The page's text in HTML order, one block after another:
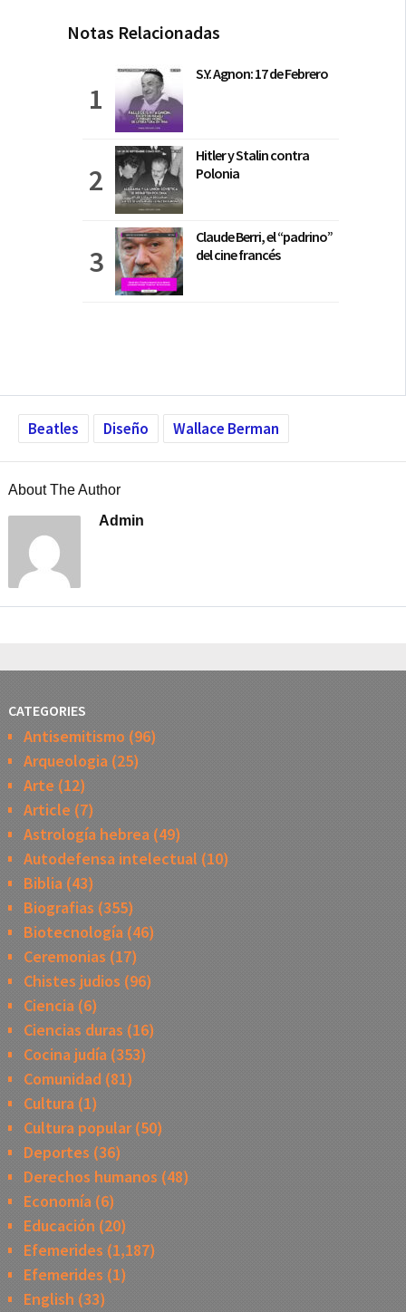
Notas Relacionadas
S.Y. Agnon: 17 de Febrero
Hitler y Stalin contra
Polonia
Claude Berri, el “padrino”
del cine francés
Beatles Diseño Wallace Berman
About The Author
Admin
CATEGORIES
Antisemitismo (96)
Arqueologia(25)
Arte (12)
Article (7)
Astrología hebrea(49)
Autodefensa intelectual (10)
Biblia(43)
Biografias (355)
Biotecnología(46)
Ceremonias (17)
Chistes judios (96)
Ciencia(6)
Ciencias duras (16)
Cocina judía(353)
Comunidad(81)
Cultura(1)
Cultura popular(50)
Deportes (36)
Derechos humanos (48)
Economía(6)
Educación (20)
Efemerides (1,187)
Efemerides (1)
English (33)